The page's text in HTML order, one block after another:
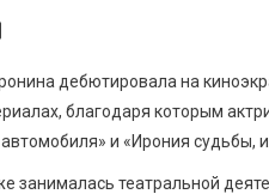
дебютировала на
благодаря которым
и «Ирония судьбы,
занималась театральной